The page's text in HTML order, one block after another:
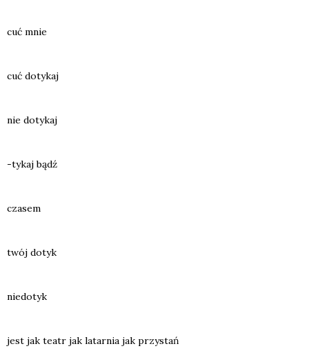
cuć mnie
cuć doty­kaj
nie doty­kaj
-tykaj bądź
cza­sem
twój dotyk
nie­do­tyk
jest jak teatr jak latar­nia jak przy­stań